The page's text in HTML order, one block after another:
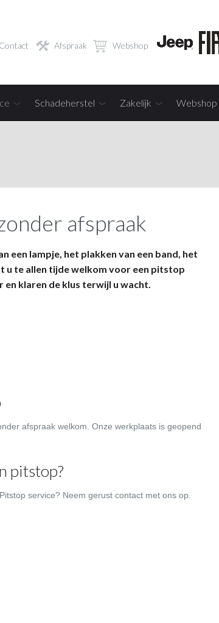
Contact Afspraak Webshop
Schadeherstel Zakelijk Webshop
afspraak
een lampje, het plakken van een band, het
u te allen tijde welkom voor een pitstop
klaren de klus terwijl u wacht.
afspraak welkom. Onze werkplaats is geopend
pitstop?
service? Neem gerust contact met ons op.